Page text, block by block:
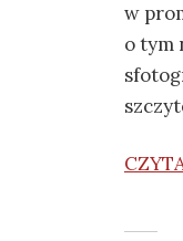
w
o tym